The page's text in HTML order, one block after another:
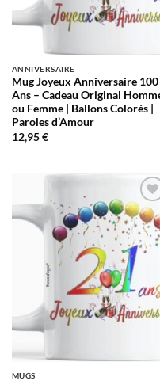
ANNIVERSAIRE
Mug Joyeux Anniversaire 100
Ans – Cadeau Original
ou Femme | Ballons Colorés |
Paroles d’Amour
12,95€
AJOUTER
À LA
LISTE
D’ENVIES
MUGS